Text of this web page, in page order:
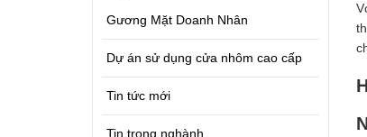
Gương Mặt Doanh Nhân
Dự án sử dụng cửa nhôm cao cấp
Tin tức mới
Tin trong nghành